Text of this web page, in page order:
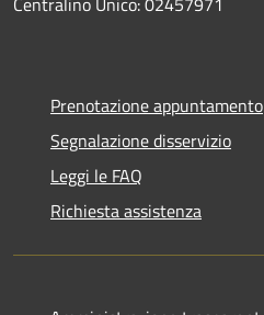
Prenotazione appuntamento
Segnalazione disservizio
Leggi le FAQ
Richiesta assistenza